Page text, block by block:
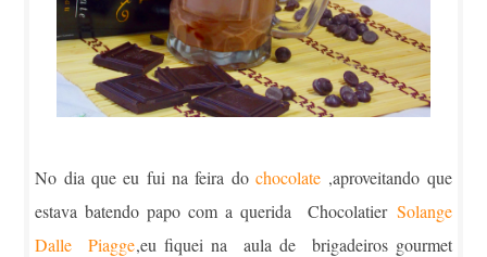
No dia que eu fui na feira dochocolate ,aproveitando que
estava batendo papo com a querida Chocolatier Solange
Dalle Piagge,eu fiquei na aula de brigadeiros gourmet